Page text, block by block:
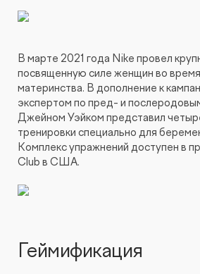
В марте 2021 года Nike провел
посвященную силе женщин во
материнства. В дополнение к
экспертом по пред- и
Джейном Уэйком представил
тренировки специально для
Комплекс упражнений доступен в
Club в США.
Геймификация